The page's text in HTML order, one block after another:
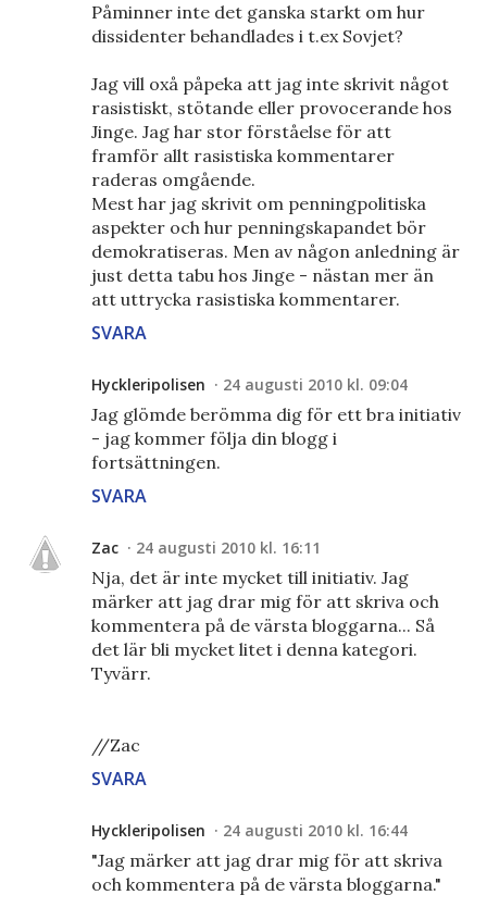
Påminner inte det ganska starkt om hur
dissidenter behandlades i t.ex Sovjet?
Jag vill oxå påpeka att jag inte skrivit något
rasistiskt, stötande eller provocerande hos
Jinge. Jag har stor förståelse för att
framför allt rasistiska kommentarer
raderas omgående.
Mest har jag skrivit om penningpolitiska
aspekter och hur penningskapandet bör
demokratiseras. Men av någon anledning är
just detta tabu hos Jinge - nästan mer än
att uttrycka rasistiska kommentarer.
SVARA
Hyckleripolisen 24 augusti 2010 kl. 09:04
Jag glömde berömma dig för ett bra initiativ
- jag kommer följa din blogg i
fortsättningen.
SVARA
Zac 24 augusti 2010 kl. 16:11
Nja, det är inte mycket till initiativ. Jag
märker att jag drar mig för att skriva och
kommentera på de värsta bloggarna... Så
det lär bli mycket litet i denna kategori.
Tyvärr.
//Zac
SVARA
Hyckleripolisen 24 augusti 2010 kl. 16:44
"Jag märker att jag drar mig för att skriva
och kommentera på de värsta bloggarna."